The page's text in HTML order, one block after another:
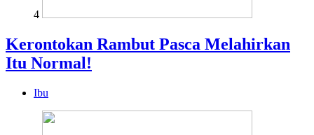
4
Kerontokan Rambut Pasca Melahirkan
Itu Normal!
Ibu